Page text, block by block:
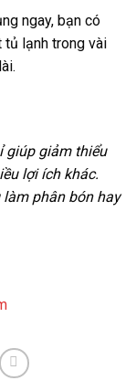
ngay, bạn có
tủ lạnh trong vài
giúp giảm thiểu
lợi ích khác.
phân bón hay